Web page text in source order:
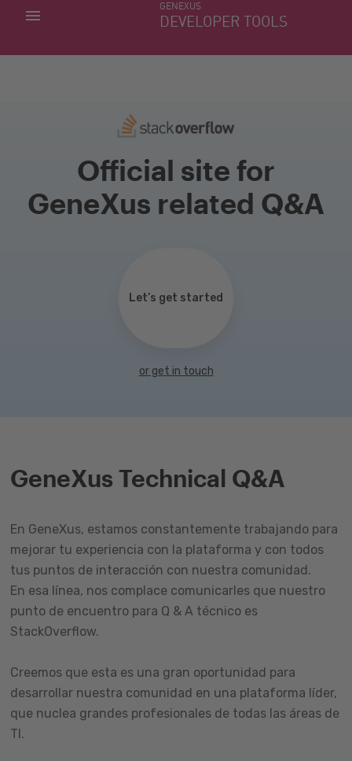
GENEXUS
DEVELOPER TOOLS
MIS APLICACIONES
Official site for
GeneXus related Q&A
Let’s get started
or get in touch
GeneXus Technical Q&A
En GeneXus, estamos constantemente trabajando para
mejorar tu experiencia con la plataforma y con todos
tus puntos de interacción con nuestra comunidad.
En esa línea, nos complace comunicarles que nuestro
punto de encuentro para Q & A técnico es
StackOverflow.
Creemos que esta es una gran oportunidad para
desarrollar nuestra comunidad en una plataforma líder,
que nuclea grandes profesionales de todas las áreas de
TI.